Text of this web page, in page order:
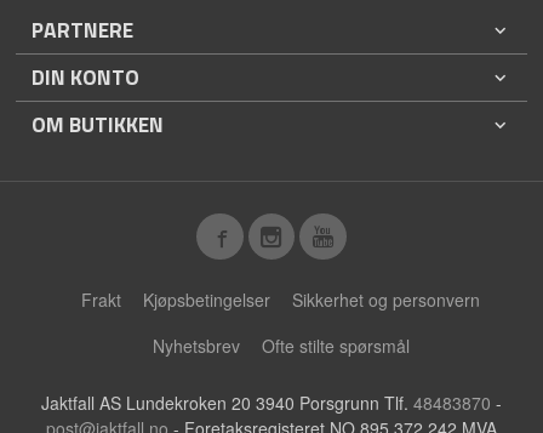
PARTNERE
DIN KONTO
OM BUTIKKEN
Frakt Kjøpsbetingelser
Sikkerhet og personvern
Nyhetsbrev
Ofte stilte spørsmål
Jaktfall AS Lundekroken 20 3940 Porsgrunn Tlf. 48483870 -
post@jaktfall.no - Foretaksregisteret NO 895 372 242 MVA